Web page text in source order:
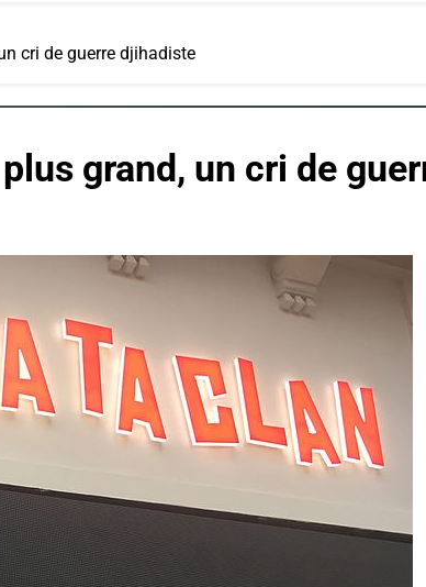
cri de guerre djihadiste
grand, un cri de